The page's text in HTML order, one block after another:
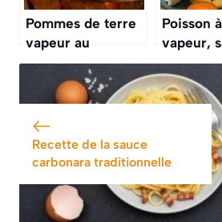
Pommes de terre
vapeur au
Thermomix :
recette simple et
rapide
Poisson
vapeur,
maison :
léger mais
pour
Recette de la sauce
carbonara traditionnelle